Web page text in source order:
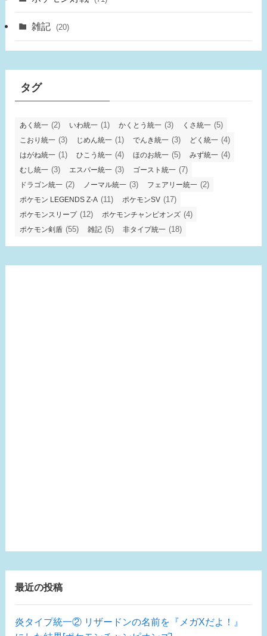
雑記 (20)
タグ
あく統一 (2) いわ統一 (1) かくとう統一 (3) くさ統一 (5)
こおり統一 (3) じめん統一 (1) でんき統一 (3) どく統一 (4)
はがね統一 (1) ひこう統一 (4) ほのお統一 (5) みず統一 (4)
むし統一 (3) エスパー統一 (3) ゴースト統一 (7)
ドラゴン統一 (2) ノーマル統一 (3) フェアリー統一 (2)
ポケモン LEGENDS Z-A (11) ポケモンSV (17)
ポケモンスリープ(12) ポケモンチャンピオンズ (4)
ポケモン剣盾 (55) 雑記 (5) 非タイプ統一 (18)
最近の投稿
炎タイプ統一② リザードンの名前を『メガXだよ！』